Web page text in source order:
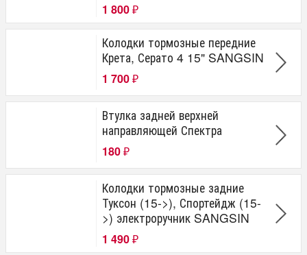
1 800 ₽
Колодки тормозные передние
Крета, Серато 4 15" SANGSIN
1 700 ₽
Втулка задней верхней
направляющей Спектра
180 ₽
Колодки тормозные задние
Туксон (15->), Спортейдж (15-
>) электроручник SANGSIN
1 490 ₽